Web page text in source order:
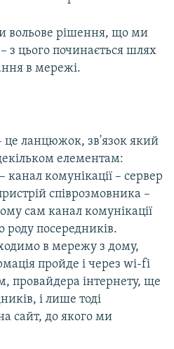
вольове рішення, що ми
з цього починається шлях
в мережі.
це ланцюжок, зв'язок який
елементам:
канал комунікації – сервер
співрозмовника –
сам канал комунікації
роду посередників.
в мережу з дому,
пройде і через wi-fi
провайдера інтернету, ще
і лише тоді
сайт, до якого ми